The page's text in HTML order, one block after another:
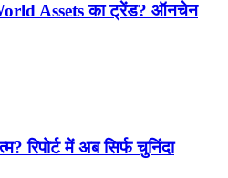
Assets का ट्रेंड? ऑनचेन
रिपोर्ट में अब सिर्फ चुनिंदा